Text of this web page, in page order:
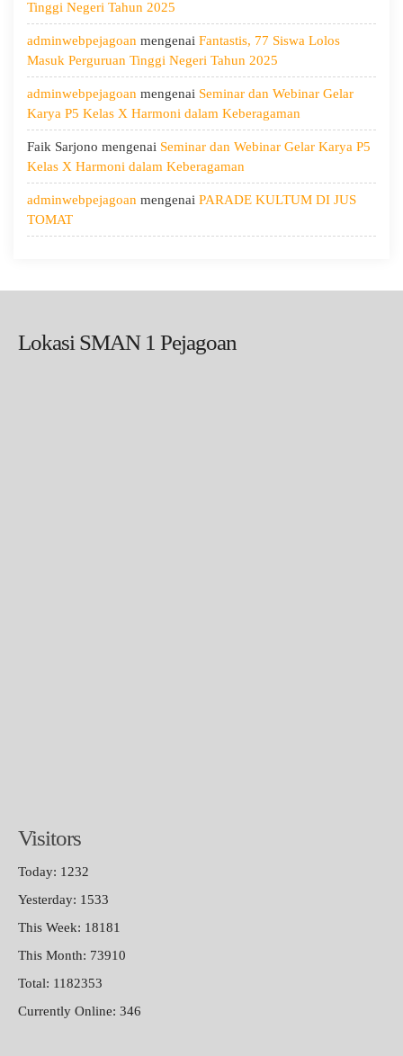
Menjaga
Kesehatan,
dan
Menumbuhkan
Kepedulian
Tinggi Negeri Tahun 2025
adminwebpejagoan mengenai Fantastis, 77 Siswa Lolos
Masuk Perguruan Tinggi Negeri Tahun 2025
adminwebpejagoan mengenai Seminar dan Webinar Gelar
Karya P5 Kelas X Harmoni dalam Keberagaman
Faik Sarjono mengenai Seminar dan Webinar Gelar Karya P5
Kelas X Harmoni dalam Keberagaman
adminwebpejagoan mengenai PARADE KULTUM DI JUS
TOMAT
Lokasi SMAN 1 Pejagoan
Visitors
Today: 1232
Yesterday: 1533
This Week: 18181
This Month: 73910
Total: 1182353
Currently Online: 346